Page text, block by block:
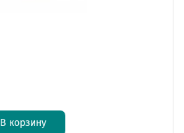
В корзину